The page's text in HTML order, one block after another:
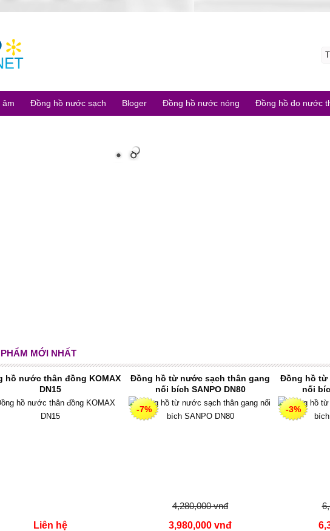
MỚI NHẤT
hồ nước thân đồng KOMAX
DN15
Liên hệ
Đồng hồ từ nước sạch thân gang
nối bích SANPO DN80
-7%
4,280,000 vnđ
3,980,000 vnđ
Đồng hồ từ
nối
-3%
âm Đồng hồ nước sạch Bloger Đồng hồ nước nóng Đồng hồ đo nước